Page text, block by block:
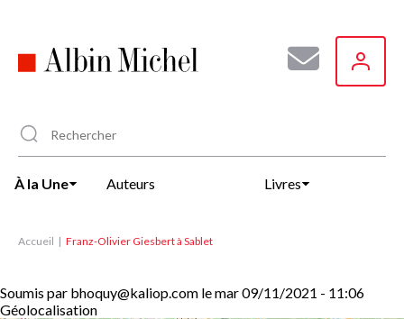
principal
À la Une Auteurs Livres
Accueil Franz-Olivier Giesbert à Sablet
Soumis par bhoquy@kaliop.com lemar 09/11/2021 - 11:06
Géolocalisation